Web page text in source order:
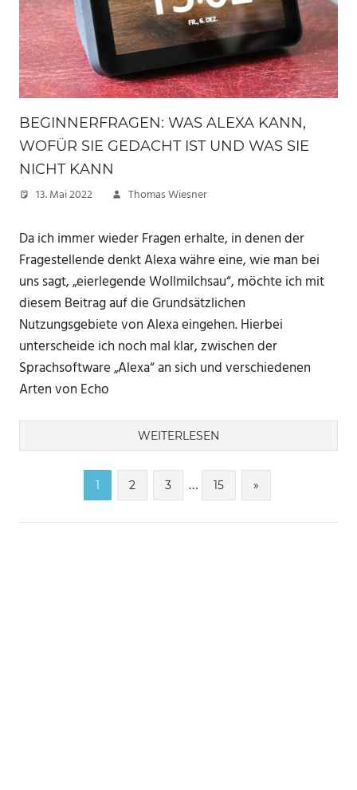
BEGINNERFRAGEN: WAS ALEXA KANN,
WOFÜR SIE GEDACHT IST UND WAS SIE
NICHT KANN
13. Mai 2022 Thomas Wiesner
Da ich immer wieder Fragen erhalte, in denen der
Fragestellende denkt Alexa währe eine, wie man bei
uns sagt, „eierlegende Wollmilchsau“, möchte ich mit
diesem Beitrag auf die Grundsätzlichen
Nutzungsgebiete von Alexa eingehen. Hierbei
unterscheide ich noch mal klar, zwischen der
Sprachsoftware „Alexa“ an sich und verschiedenen
Arten von Echo
WEITERLESEN
Seitennummerierung
der
1 2 3 … 15
Nächste
Beiträge
»